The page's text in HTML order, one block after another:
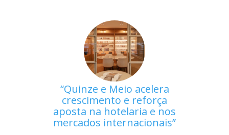
Quinze e Meio acelera
crescimento e reforça
aposta na hotelaria e nos
mercados internacionais